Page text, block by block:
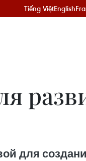
Tiếng ViệtEnglish
для